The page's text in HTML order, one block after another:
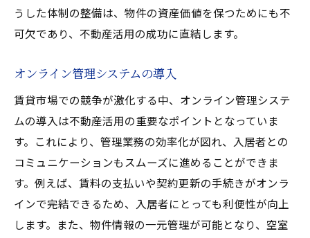
うした体制の整備は、物件の資産価値を保つためにも不
可欠であり、不動産活用の成功に直結します。
オンライン管理システムの導入
賃貸市場での競争が激化する中、オンライン管理システ
ムの導入は不動産活用の重要なポイントとなっていま
す。これにより、管理業務の効率化が図れ、入居者との
コミュニケーションもスムーズに進めることができま
す。例えば、賃料の支払いや契約更新の手続きがオンラ
インで完結できるため、入居者にとっても利便性が向上
します。また、物件情報の一元管理が可能となり、空室